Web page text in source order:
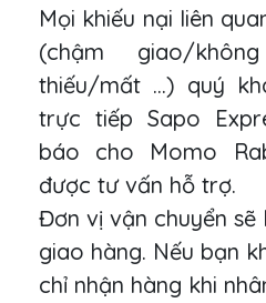
Mọi khiếu nại liên
(chậm giao/
thiếu/mất ...) quý
trực tiếp Sapo
báo cho Momo
được tư vấn hỗ trợ.
Đơn vị vận chuyển sẽ
giao hàng. Nếu bạn
chỉ nhận hàng khi